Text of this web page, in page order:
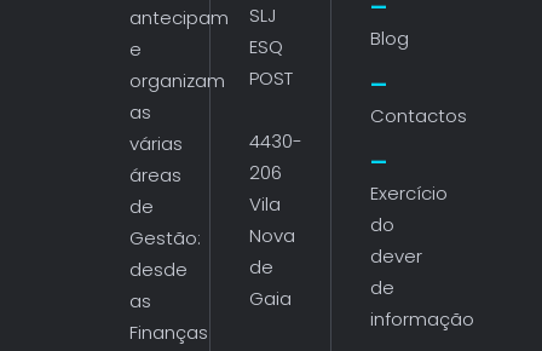
antecipam
e
organizam
as
várias
áreas
de
Gestão:
desde
as
Finanças
SLJ
ESQ
POST
4430-
206
Vila
Nova
de
Gaia
Blog
Contactos
Exercício
do
dever
de
informação